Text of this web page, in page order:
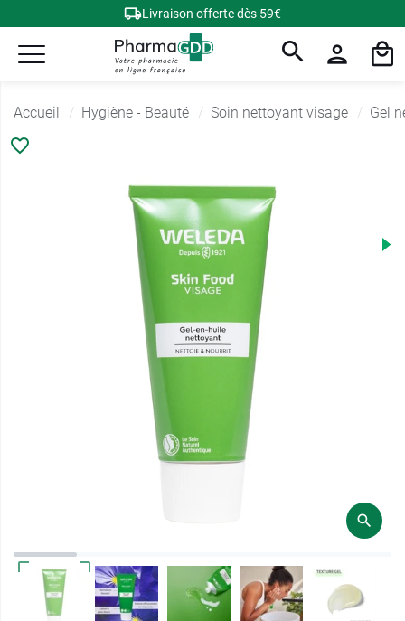
Livraison offerte dès 59€
Accueil Hygiène - Beauté Soin nettoyant visage Gel